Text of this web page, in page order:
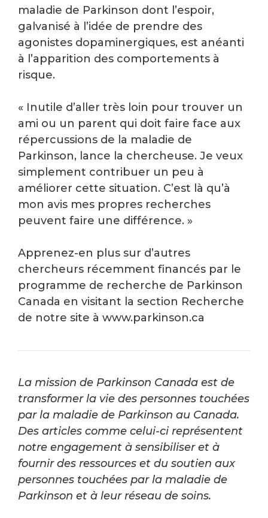
maladie de Parkinson dont l’espoir,
galvanisé à l’idée de prendre des
agonistes dopaminergiques, est anéanti
à l’apparition des comportements à
risque.
« Inutile d’aller très loin pour trouver un
ami ou un parent qui doit faire face aux
répercussions de la maladie de
Parkinson, lance la chercheuse. Je veux
simplement contribuer un peu à
améliorer cette situation. C’est là qu’à
mon avis mes propres recherches
peuvent faire une différence. »
Apprenez-en plus sur d’autres
chercheurs récemment financés par le
programme de recherche de Parkinson
Canada en visitant la section Recherche
de notre site à www.parkinson.ca
La mission de Parkinson Canada est de
transformer la vie des personnes touchées
par la maladie de Parkinson au Canada.
Des articles comme celui-ci représentent
notre engagement à sensibiliser et à
fournir des ressources et du soutien aux
personnes touchées par la maladie de
Parkinson et à leur réseau de soins.